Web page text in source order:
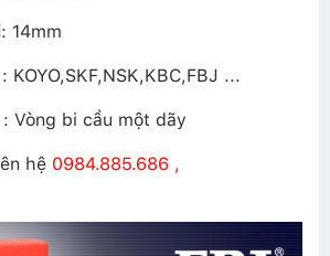
: 14mm
: KOYO,SKF,NSK,KBC,FBJ ...
: Vòng bi cầu một dãy
hệ 0984.885.686 ,